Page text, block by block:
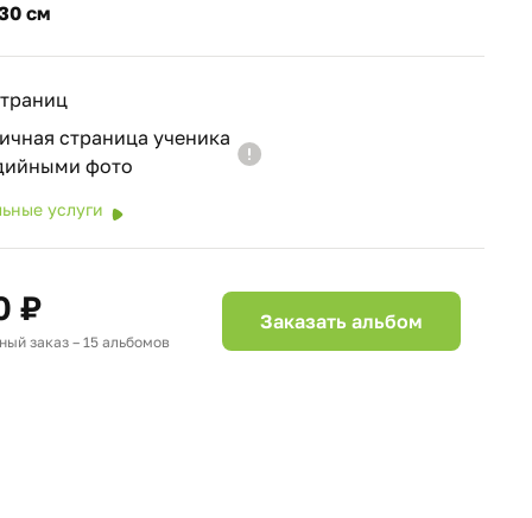
см
страница ученика
фото
услуги
₽
заказ – 15 альбомов
Заказать альбом